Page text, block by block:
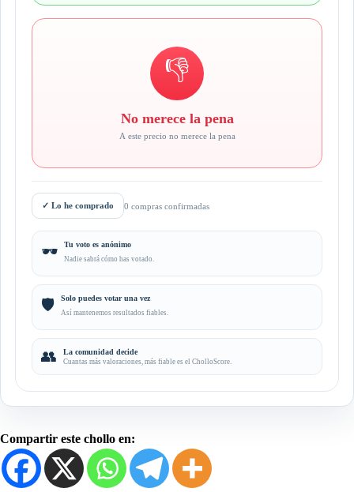
👎
No merece la pena
A este precio no merece la pena
✓ Lo he comprado 0 compras confirmadas
🕶️ Tu voto es anónimo
Nadie sabrá cómo has votado.
🛡️ Solo puedes votar una vez
Así mantenemos resultados fiables.
👥 La comunidad decide
Cuantas más valoraciones, más fiable es el CholloScore.
Compartir este chollo en: